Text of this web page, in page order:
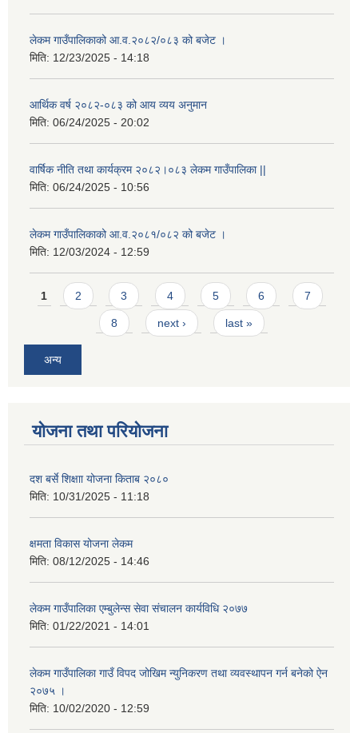
लेकम गाउँपालिकाको आ.व.२०८२/०८३ को बजेट ।
मिति: 12/23/2025 - 14:18
आर्थिक वर्ष २०८२-०८३ को आय व्यय अनुमान
मिति: 06/24/2025 - 20:02
वार्षिक नीति तथा कार्यक्रम २०८२।०८३ लेकम गाउँपालिका ||
मिति: 06/24/2025 - 10:56
लेकम गाउँपालिकाको आ.व.२०८१/०८२ को बजेट ।
मिति: 12/03/2024 - 12:59
Pages
1 2 3 4 5 6 7
8 next › last »
अन्य
योजना तथा परियोजना
दश बर्से शिक्षाा योजना किताब २०८०
मिति: 10/31/2025 - 11:18
क्षमता विकास योजना लेकम
मिति: 08/12/2025 - 14:46
लेकम गाउँपालिका एम्बुलेन्स सेवा संचालन कार्यविधि २०७७
मिति: 01/22/2021 - 14:01
लेकम गाउँपालिका गाउँ विपद जोखिम न्युनिकरण तथा व्यवस्थापन गर्न बनेको ऐन
२०७५ ।
मिति: 10/02/2020 - 12:59